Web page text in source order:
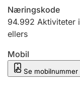
Næringskode
94.992 Aktiviteter
ellers
Mobil
Se mobilnummer